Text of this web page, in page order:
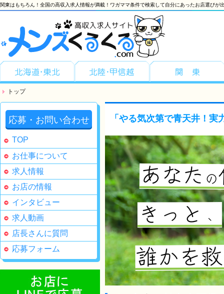
関東はもちろん！全国の高収入求人情報が満載！ワガママ条件で検索して自分にあったお店選びが
トップ
応募・お問い合わせ
TOP
お仕事について
求人情報
お店の情報
インタビュー
求人動画
店長さんに質問
応募フォーム
「やる気次第で青天井！